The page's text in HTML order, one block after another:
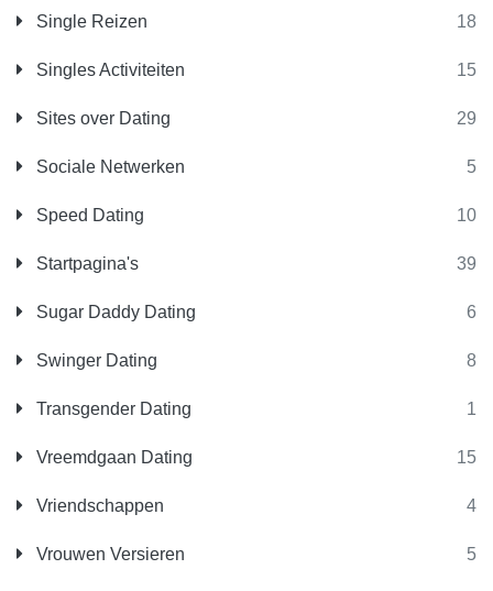
Single Reizen 18
Singles Activiteiten 15
Sites over Dating 29
Sociale Netwerken 5
Speed Dating 10
Startpagina's 39
Sugar Daddy Dating 6
Swinger Dating 8
Transgender Dating 1
Vreemdgaan Dating 15
Vriendschappen 4
Vrouwen Versieren 5